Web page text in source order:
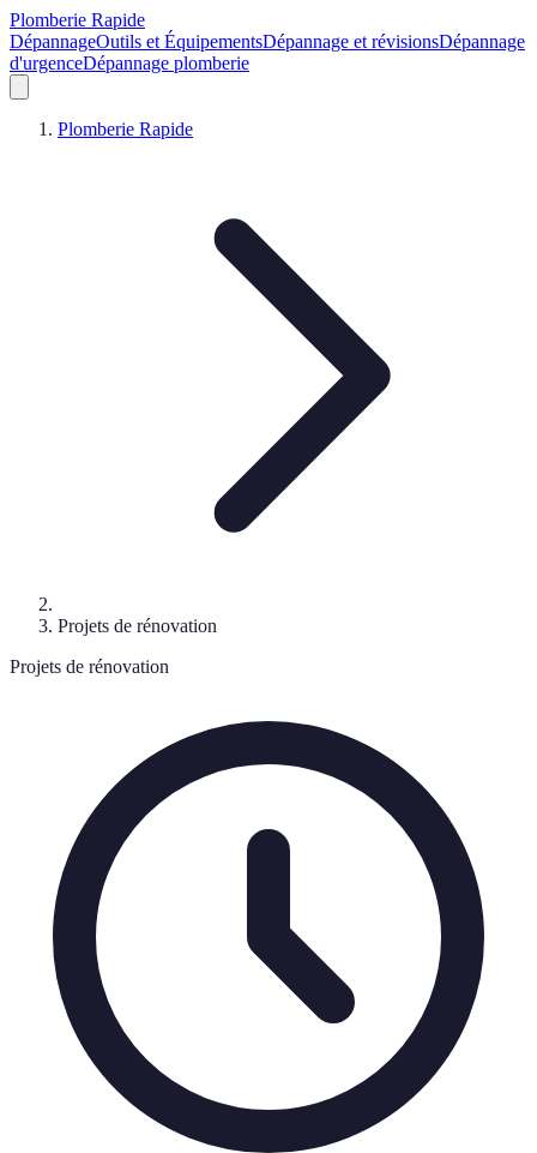
Plomberie Rapide
DépannageOutils et ÉquipementsDépannage et révisionsDépannage
d'urgenceDépannage plomberie
Plomberie Rapide
Projets de rénovation
Projets de rénovation